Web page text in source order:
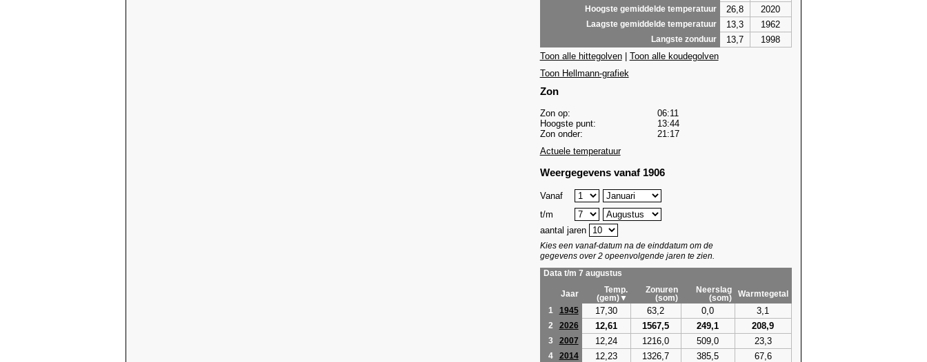
Hoogste gemiddelde temperatuur 26,8 2020
Laagste gemiddelde temperatuur 13,3 1962
Langste zonduur 13,7
1998
Toon alle hittegolven| Toon alle koudegolven
Toon Hellmann-grafiek
Zon
Zon op:
06:11
Hoogste punt:
13:44
Zon onder:
21:17
Actuele temperatuur
Weergegevens vanaf 1906
Vanaf
t/m
aantal jaren
Kies een vanaf-datum na de einddatum om de
gegevens over 2 opeenvolgende jaren te zien.
Data t/m 7 augustus
Jaar
Temp.
(gem)▼
Zonuren
(som)
Neerslag
(som)
Warmtegetal
1
1945 17,30 63,2 0,0 3,1
2 2026 12,61 1567,5 249,1 208,9
3 2007 12,24 1216,0 509,0 23,3
4 2014 12,23 1326,7 385,5 67,6